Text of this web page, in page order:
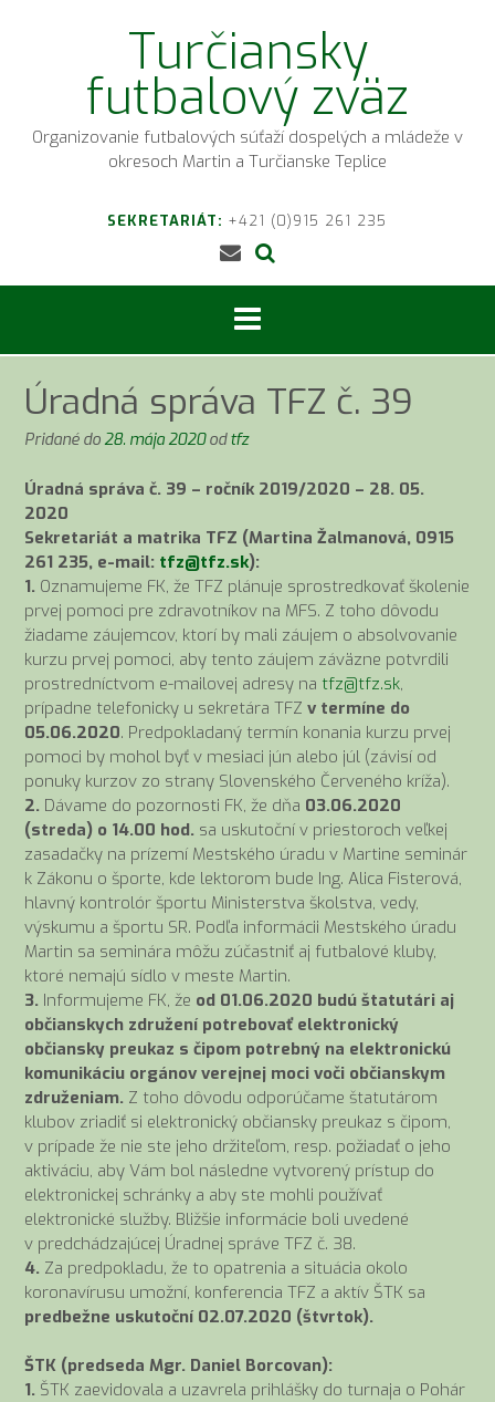
Turčiansky
futbalový zväz
Organizovanie futbalových súťaží dospelých a mládeže v
okresoch Martin a Turčianske Teplice
SEKRETARIÁT: +421 (0)915 261 235
Úradná správa TFZ č. 39
Pridané do28. mája 2020odtfz
Úradná správa č. 39 – ročník 2019/2020 – 28. 05.
2020
Sekretariát a matrika TFZ (Martina Žalmanová, 0915
261 235, e-mail: tfz@tfz.sk):
1. Oznamujeme FK, že TFZ plánuje sprostredkovať školenie
prvej pomoci pre zdravotníkov na MFS. Z toho dôvodu
žiadame záujemcov, ktorí by mali záujem o absolvovanie
kurzu prvej pomoci, aby tento záujem záväzne potvrdili
prostredníctvom e-mailovej adresy na tfz@tfz.sk,
prípadne telefonicky u sekretára TFZ v termíne do
05.06.2020. Predpokladaný termín konania kurzu prvej
pomoci by mohol byť v mesiaci jún alebo júl (závisí od
ponuky kurzov zo strany Slovenského Červeného kríža).
2. Dávame do pozornosti FK, že dňa 03.06.2020
(streda) o 14.00 hod. sa uskutoční v priestoroch veľkej
zasadačky na prízemí Mestského úradu v Martine seminár
k Zákonu o športe, kde lektorom bude Ing. Alica Fisterová,
hlavný kontrolór športu Ministerstva školstva, vedy,
výskumu a športu SR. Podľa informácii Mestského úradu
Martin sa seminára môžu zúčastniť aj futbalové kluby,
ktoré nemajú sídlo v meste Martin.
3. Informujeme FK, že od 01.06.2020 budú štatutári aj
občianskych združení potrebovať elektronický
občiansky preukaz s čipom potrebný na elektronickú
komunikáciu orgánov verejnej moci voči občianskym
združeniam. Z toho dôvodu odporúčame štatutárom
klubov zriadiť si elektronický občiansky preukaz s čipom,
v prípade že nie ste jeho držiteľom, resp. požiadať o jeho
aktiváciu, aby Vám bol následne vytvorený prístup do
elektronickej schránky a aby ste mohli používať
elektronické služby. Bližšie informácie boli uvedené
v predchádzajúcej Úradnej správe TFZ č. 38.
4. Za predpokladu, že to opatrenia a situácia okolo
koronavírusu umožní, konferencia TFZ a aktív ŠTK sa
predbežne uskutoční 02.07.2020 (štvrtok).
ŠTK (predseda Mgr. Daniel Borcovan):
1. ŠTK zaevidovala a uzavrela prihlášky do turnaja o Pohár